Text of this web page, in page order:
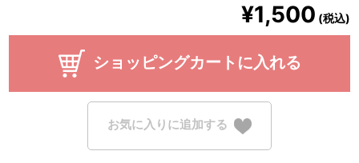
¥1,500 (税込)
ショッピングカートに入れる
お気に入りに追加する